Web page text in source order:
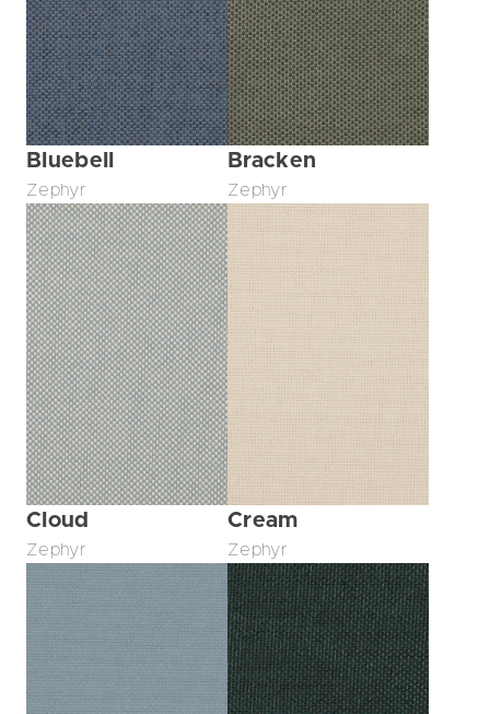
Bluebell
Zephyr
Bracken
Zephyr
Cloud
Zephyr
Cream
Zephyr